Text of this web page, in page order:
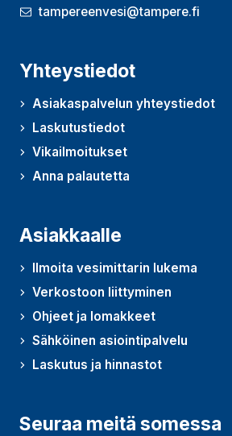
tampereenvesi@tampere.fi
Yhteystiedot
Asiakaspalvelun yhteystiedot
Laskutustiedot
Vikailmoitukset
Anna palautetta
(Avautuu uudessa ikkunassa)
Asiakkaalle
Ilmoita vesimittarin lukema
Verkostoon liittyminen
Ohjeet ja lomakkeet
Sähköinen asiointipalvelu
Laskutus ja hinnastot
Seuraa meitä somessa